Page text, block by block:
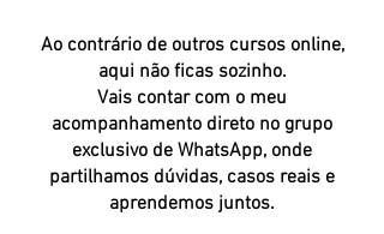
​Ao contrário de outros cursos online,
aqui não ficas sozinho.
Vais contar com o meu
acompanhamento direto no grupo
exclusivo de WhatsApp, onde
partilhamos dúvidas, casos reais e
aprendemos juntos.